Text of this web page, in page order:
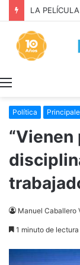
Política
“Vienen
Manuel Caballero
1 minuto de lectura